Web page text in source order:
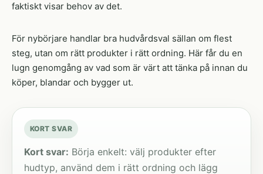
faktiskt visar behov av det.
För nybörjare handlar bra hudvårdsval sällan om flest
steg, utan om rätt produkter i rätt ordning. Här får du en
lugn genomgång av vad som är värt att tänka på innan du
köper, blandar och bygger ut.
KORT SVAR
Kort svar: Börja enkelt: välj produkter efter
hudtyp, använd dem i rätt ordning och lägg